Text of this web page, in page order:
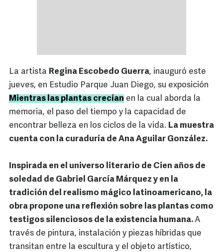
La artista Regina Escobedo Guerra, inauguró este
jueves, en Estudio Parque Juan Diego, su exposición
Mientras las plantas crecían en la cual aborda la
memoria, el paso del tiempo y la capacidad de
encontrar belleza en los ciclos de la vida. La muestra
cuenta con la curaduría de Ana Aguilar González.
Inspirada en el universo literario de Cien años de
soledad de Gabriel García Márquez y en la
tradición del realismo mágico latinoamericano, la
obra propone una reflexión sobre las plantas como
testigos silenciosos de la existencia humana.A
través de pintura, instalación y piezas híbridas que
transitan entre la escultura y el objeto artístico,